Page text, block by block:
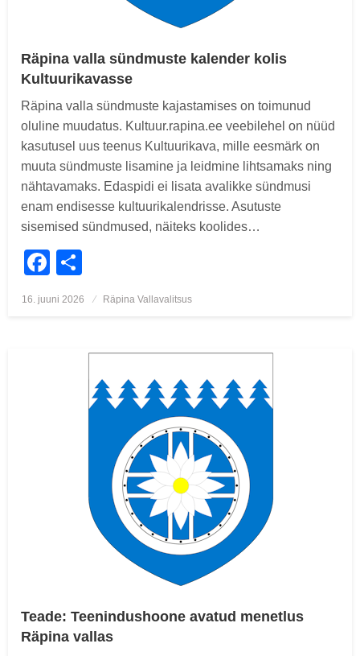
Räpina valla sündmuste kalender kolis
Kultuurikavasse
Räpina valla sündmuste kajastamises on toimunud
oluline muudatus. Kultuur.rapina.ee veebilehel on nüüd
kasutusel uus teenus Kultuurikava, mille eesmärk on
muuta sündmuste lisamine ja leidmine lihtsamaks ning
nähtavamaks. Edaspidi ei lisata avalikke sündmusi
enam endisesse kultuurikalendrisse. Asutuste
sisemised sündmused, näiteks koolides…
Facebook
Posted
16. juuni 2026 Räpina Vallavalitsus
Teade: Teenindushoone avatud menetlus
Räpina vallas